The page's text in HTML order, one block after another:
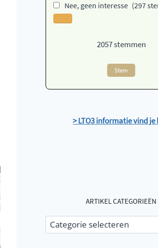
Nee, geen interesse (297
2057stemmen
Stem
> LTO3 informatie vind je
ARTIKEL CATEGORIEËN
Artikel
categorieën